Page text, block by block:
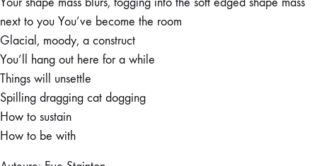
next to you You’ve become the room
Glacial, moody, a construct
You’ll hang out here for a while
Things will unsettle
Spilling dragging cat dogging
How to sustain
How to be with